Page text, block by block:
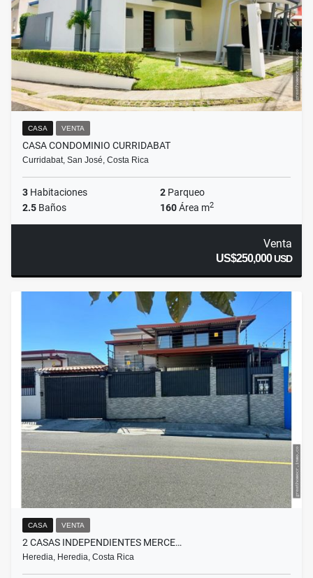
CASA VENTA
CASA CONDOMINIO CURRIDABAT
Curridabat, San José, Costa Rica
3 Habitaciones 2 Parqueo
2.5 Baños 160Área m2
Venta
US$250,000USD
CASA VENTA
2 CASAS INDEPENDIENTES MERCE…
Heredia, Heredia, Costa Rica